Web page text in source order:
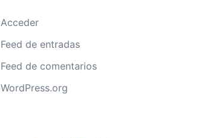
Acceder
Feed de entradas
Feed de comentarios
WordPress.org